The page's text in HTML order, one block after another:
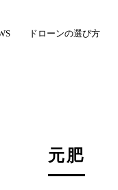
ドローンの選び方
元肥